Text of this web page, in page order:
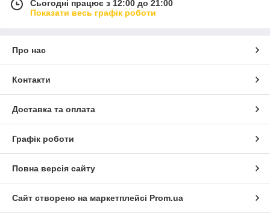
Сьогодні працює з 12:00 до 21:00
Показати весь графік роботи
Про нас
Контакти
Доставка та оплата
Графік роботи
Повна версія сайту
Сайт створено на маркетплейсі Prom.ua